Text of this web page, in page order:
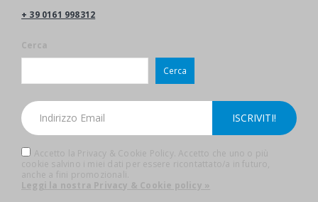
+ 39 0161 998312
Cerca
Cerca
Accetto la Privacy & Cookie Policy. Accetto che uno o più
cookie salvino i miei dati per essere ricontattato/a in futuro,
anche a fini promozionali.
Leggi la nostra Privacy & Cookie policy »